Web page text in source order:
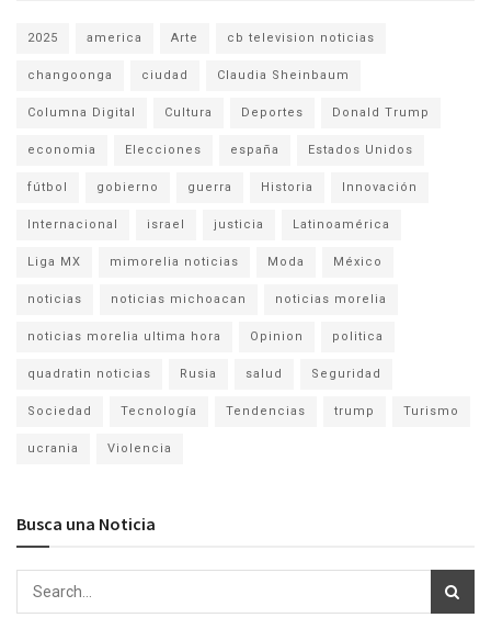
2025 america Arte cb television noticias
changoonga ciudad Claudia Sheinbaum
Columna Digital Cultura Deportes Donald Trump
economia Elecciones españa Estados Unidos
fútbol gobierno guerra Historia Innovación
Internacional israel justicia Latinoamérica
Liga MX mimorelia noticias Moda México
noticias noticias michoacan noticias morelia
noticias morelia ultima hora Opinion politica
quadratin noticias Rusia salud Seguridad
Sociedad Tecnología Tendencias trump Turismo
ucrania Violencia
Busca una Noticia